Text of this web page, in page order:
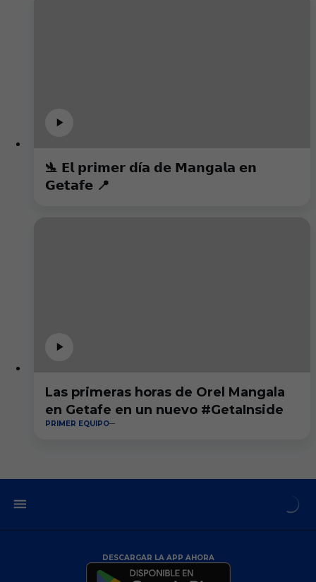
🛬 𝗘𝗹 𝗽𝗿𝗶𝗺𝗲𝗿 𝗱í𝗮 𝗱𝗲 𝗠𝗮𝗻𝗴𝗮𝗹𝗮 𝗲𝗻
𝗚𝗲𝘁𝗮𝗳𝗲 📍
Las primeras horas de Orel Mangala
en Getafe en un nuevo #GetaInside
PRIMER EQUIPO
DESCARGAR LA APP AHORA